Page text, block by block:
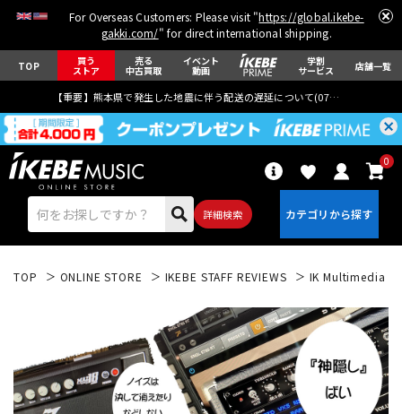
For Overseas Customers: Please visit "https://global.ikebe-
gakki.com/" for direct international shipping.
TOP 買う
ストア
売る
中古買取
イベント
動画
学割
サービス 店舗一覧
【重要】熊本県で発生した地震に伴う配送の遅延について(07月29日
詳細検索
0
エレキギター アコギ/エレアコ
TOP ONLINE STORE IKEBE STAFF REVIEWS IK Multimedia